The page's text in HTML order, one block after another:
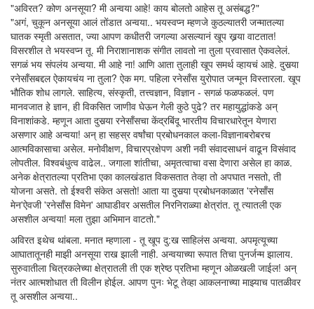
"अविरत? कोण अनसूया? मी अन्वया आहे! काय बोलतो आहेस तू असंबद्ध?"
"अगं, चुकून अनसूया आलं तोंडात अन्वया.. भयस्वप्न म्हणजे कुठल्यातरी जन्मातल्या
घातक स्मृती असतात, ज्या आपण कधीतरी जगल्या असल्यानं खूप खर्‍या वाटतात!
विसरशील ते भयस्वप्न तू. मी निराशानाशक संगीत लावतो ना तुला प्रवासात ऐकवलेलं.
सगळं भय संपलंय अन्वया. मी आहे ना! आणि आता तुलाही खूप समर्थ व्हायचं आहे. दुसर्‍या
रनेसाँसबद्दल ऐकायचंय ना तुला? ऐक मग. पहिला रनेसाँस युरोपात जन्मून विस्तारला. खूप
भौतिक शोध लागले. साहित्य, संस्कृती, तत्त्वज्ञान, विज्ञान - सगळं फळफळलं. पण
मानवजात हे ज्ञान, ही विकसित जाणीव घेऊन गेली कुठे पुढे? तर महायुद्धांकडे अन्
विनाशांकडे. म्हणून आता दुसर्‍या रनेसाँसचा केंद्रबिंदू भारतीय विचारधारेतून येणारा
असणार आहे अन्वया! अन् हा सहस्र वर्षांचा प्रबोधनकाल कला-विज्ञानाबरोबरच
आत्मविकासाचा असेल. मनोवीक्षण, विचारप्रक्षेपण अशी नवी संवादसाधनं वाढून विसंवाद
लोपतील. विश्वबंधुत्व वाढेल.. जगाला शांतीचा, अमृतत्वाचा वसा देणारा असेल हा काळ.
अनेक क्षेत्रातल्या प्रतिभा एका कालखंडात विकसतात तेव्हा तो अपघात नसतो, ती
योजना असते. तो ईश्वरी संकेत असतो! आता या दुसर्‍या प्रबोधनकाळात 'रनेसाँस
मेन'ऐवजी 'रनेसाँस विमेन' आघाडीवर असतील निरनिराळ्या क्षेत्रांत. तू त्यातली एक
असशील अन्वया! मला तुझा अभिमान वाटतो."
अविरत इथेच थांबला. मनात म्हणाला - तू खूप दु:ख साहिलंस अन्वया. अपमृत्यूच्या
आघातातूनही माझी अनसूया राख झाली नाही. अन्वयाच्या रूपात तिचा पुनर्जन्म झालाय.
सुरुवातीला चित्रकलेच्या क्षेत्रातली ती एक श्रेष्ठ प्रतिभा म्हणून ओळखली जाईल! अन्
नंतर आत्मशोधात ती विलीन होईल. आपण पुनः भेटू तेव्हा आकलनाच्या माझ्याच पातळीवर
तू असशील अन्वया..